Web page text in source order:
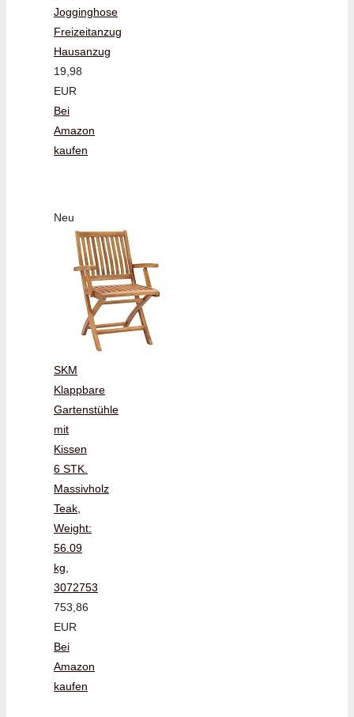
Jogginghose
Freizeitanzug
Hausanzug
19,98
EUR
Bei
Amazon
kaufen
Neu
SKM
Klappbare
Gartenstühle
mit
Kissen
6 STK.
Massivholz
Teak,
Weight:
56.09
kg,
3072753
753,86
EUR
Bei
Amazon
kaufen